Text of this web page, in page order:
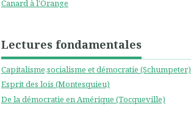
Canard à l'Orange
Lectures fondamentales
Capitalisme,socialisme et démocratie (Schumpeter)
Esprit des lois (Montesquieu)
De la démocratie en Amérique (Tocqueville)